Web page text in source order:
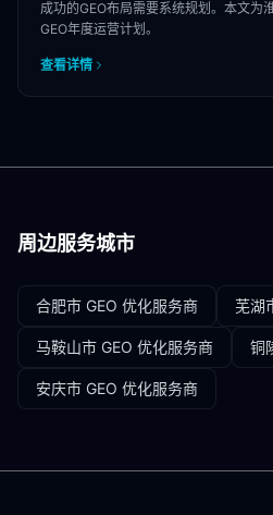
成功的GEO布局需要系统规划。本文为
GEO年度运营计划。
查看详情
周边服务城市
合肥市 GEO 优化服务商 芜湖
马鞍山市 GEO 优化服务商 铜
安庆市 GEO 优化服务商